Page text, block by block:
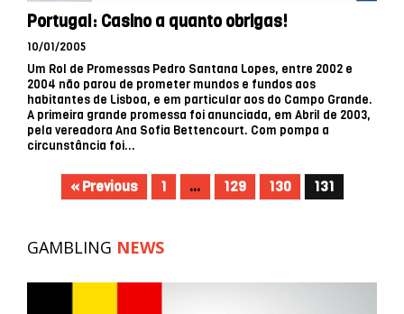
Portugal: Casino a quanto obrigas!
10/01/2005
Um Rol de Promessas Pedro Santana Lopes, entre 2002 e
2004 não parou de prometer mundos e fundos aos
habitantes de Lisboa, e em particular aos do Campo Grande.
A primeira grande promessa foi anunciada, em Abril de 2003,
pela vereadora Ana Sofia Bettencourt. Com pompa a
circunstância foi...
« Previous 1 … 129 130 131
GAMBLING NEWS